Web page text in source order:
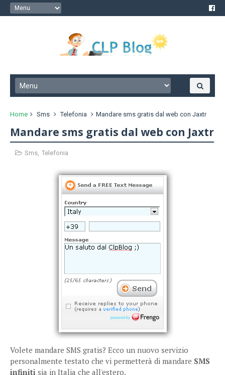
Home Sms Telefonia Mandare sms gratis dal web con Jaxtr
Mandare sms gratis dal web con Jaxtr
Sms, Telefonia
Volete mandare SMS gratis? Ecco un nuovo servizio
personalmente testato che vi permetterà di mandare SMS
infiniti sia in Italia che all'estero.